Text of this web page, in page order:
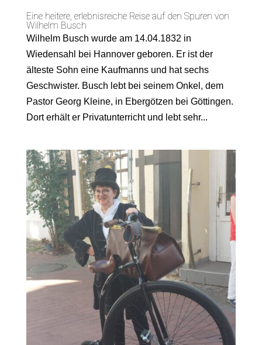
Eine heitere, erlebnisreiche Reise auf den Spuren von
Wilhelm Busch
Wilhelm Busch wurde am 14.04.1832 in
Wiedensahl bei Hannover geboren. Er ist der
älteste Sohn eine Kaufmanns und hat sechs
Geschwister. Busch lebt bei seinem Onkel, dem
Pastor Georg Kleine, in Ebergötzen bei Göttingen.
Dort erhält er Privatunterricht und lebt sehr...